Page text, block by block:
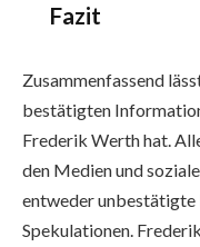
Fazit
Zusammenfassend
bestätigten
Frederik Werth hat.
den Medien und
entweder
Spekulationen.